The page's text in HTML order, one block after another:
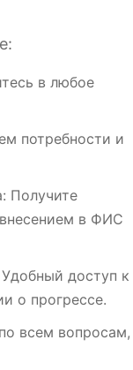
в любое
потребности и
Получите
в ФИС
доступ к
о прогрессе.
всем вопросам,